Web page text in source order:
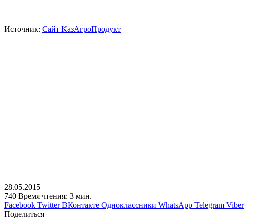
Источник: Сайт КазАгроПродукт
28.05.2015
740 Время чтения: 3 мин.
Facebook Twitter ВКонтакте Одноклассники WhatsApp Telegram Viber
Поделиться